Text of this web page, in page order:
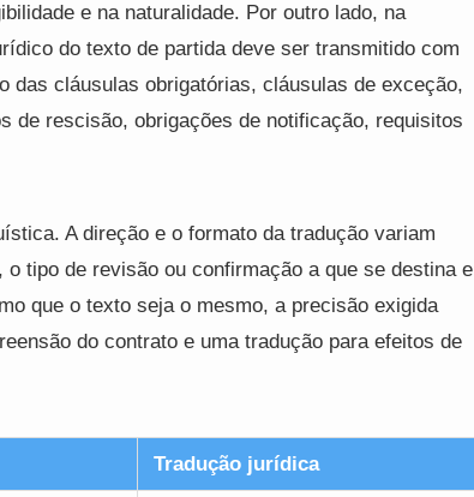
e na naturalidade. Por outro lado, na
do texto de partida deve ser transmitido com
das cláusulas obrigatórias, cláusulas de exceção,
de rescisão, obrigações de notificação, requisitos
A direção e o formato da tradução variam
tipo de revisão ou confirmação a que se destina e
que o texto seja o mesmo, a precisão exigida
do contrato e uma tradução para efeitos de
Tradução jurídica